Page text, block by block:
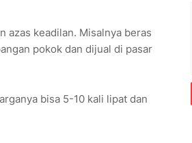
azas keadilan. Misalnya beras
pokok dan dijual di pasar
bisa 5-10 kali lipat dan